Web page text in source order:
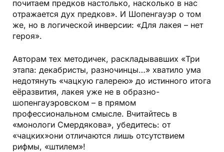
почитаем предков настолько, насколько в нас
отражается дух предков». И Шопенгауэр о том
же, но в логической инверсии: «Для лакея – нет
героя».
Авторам тех методичек, раскладывавших «Три
этапа: декабристы, разночинцы…» хватило ума
недотянуть «чацкую галерею» до истинного итога
еёразвития, лакея уже не в образно-
шопенгауэровском – в прямом
профессиональном смысле. Вчитайтесь в
«монологи Смердякова», убедитесь: от
«чацких»они отличаются лишь отсутствием
рифмы, «штилем»!